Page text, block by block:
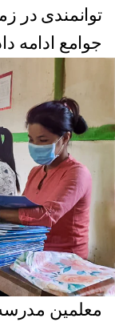
توانمندی در
جوامع ادامه